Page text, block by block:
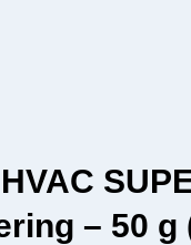
– 50 g